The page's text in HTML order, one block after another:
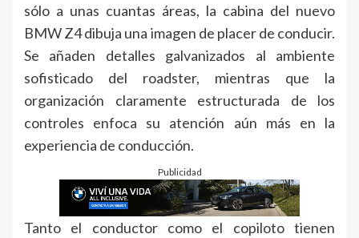
sólo a unas cuantas áreas, la cabina del nuevo
BMW Z4 dibuja una imagen de placer de conducir.
Se añaden detalles galvanizados al ambiente
sofisticado del roadster, mientras que la
organización claramente estructurada de los
controles enfoca su atención aún más en la
experiencia de conducción.
Publicidad
Tanto el conductor como el copiloto tienen